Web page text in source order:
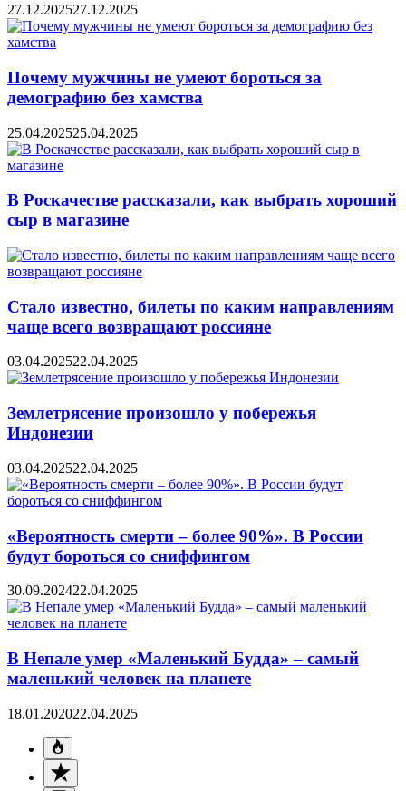
27.12.202527.12.2025
Почему мужчины не умеют бороться за
демографию без хамства
25.04.202525.04.2025
В Роскачестве рассказали, как выбрать хороший
сыр в магазине
Стало известно, билеты по каким направлениям
чаще всего возвращают россияне
03.04.202522.04.2025
Землетрясение произошло у побережья
Индонезии
03.04.202522.04.2025
«Вероятность смерти – более 90%». В России
будут бороться со сниффингом
30.09.202422.04.2025
В Непале умер «Маленький Будда» – самый
маленький человек на планете
18.01.202022.04.2025